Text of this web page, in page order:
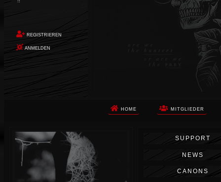
!!
REGISTRIEREN
ANMELDEN
HOME MITGLIEDER
Die Apokalypse. Das ist das Wort,
das Ihnen in den Sinn kommt, als
Sie auf dem Boden aufwachen, Ihr
Körper schmerzt und Ihr Geist
wird von alptraumhaften
Erinnerungen überflutet. Vor
SUPPORT
NEWS
CANONS